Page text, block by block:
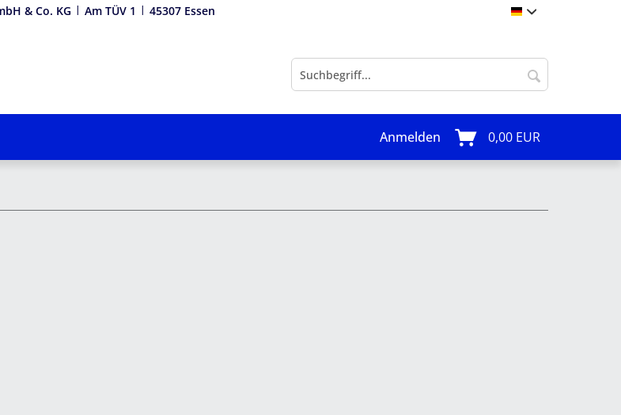
& Co. KG Am TÜV 1 45307 Essen Events
Anmelden 0,00 EUR